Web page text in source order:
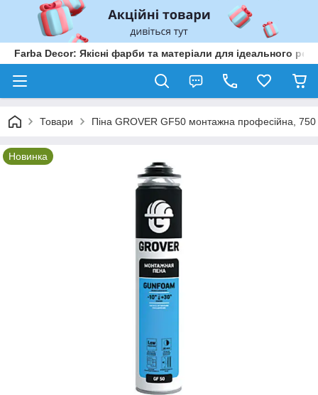
Farba Decor: Якісні фарби та матеріали для ідеального
Товари Піна GROVER GF50 монтажна професійна,
Новинка